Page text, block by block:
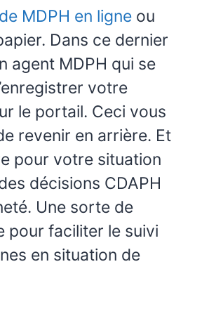
MDPH en ligne ou
Dans ce dernier
agent MDPH qui se
votre
le portail. Ceci vous
revenir en arrière. Et
pour votre situation
décisions CDAPH
Une sorte de
pour faciliter le suivi
en situation de